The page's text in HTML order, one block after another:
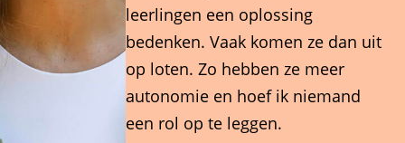
leerlingen een oplossing
bedenken. Vaak komen ze dan uit
op loten. Zo hebben ze meer
autonomie en hoef ik niemand
een rol op te leggen.